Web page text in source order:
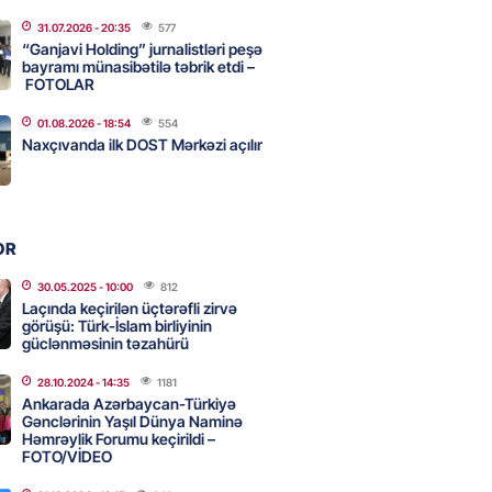
şok açıqlama: Qara və Azov
120 min delfin məhv olub
bağlı bu qaydalar
işdə yeni bağlantı –
Bank”ın 2 səhmdar şirkətinin
- 17:58 275
31.07.2026- 20:35 577
“Ganjavi Holding” jurnalistləri peşə
bayramı münasibətilə təbrik etdi –
FOTOLAR
01.08.2026- 18:54 554
Naxçıvanda ilk DOST Mərkəzi açılır
30.05.2025- 10:00 812
Laçında keçirilən üçtərəfli zirvə
görüşü: Türk-İslam birliyinin
güclənməsinin təzahürü
28.10.2024- 14:35 1181
Ankarada Azərbaycan-Türkiyə
Gənclərinin Yaşıl Dünya Naminə
Həmrəylik Forumu keçirildi –
FOTO/VİDEO